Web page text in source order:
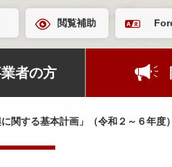
閲覧補助
者の方
関する基本計画」（令和２～６年度